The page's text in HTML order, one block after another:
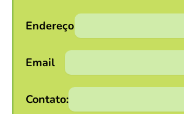
Endereço:
Email
Contato: